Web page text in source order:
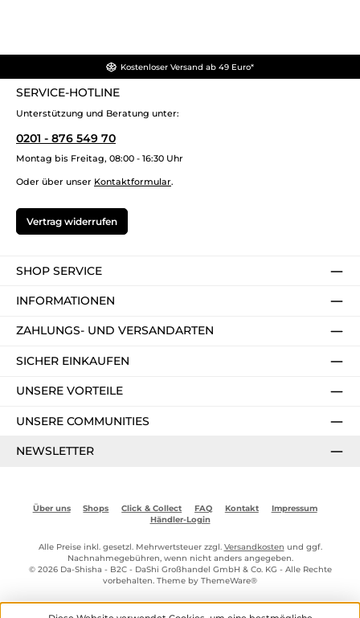
Kostenloser Versand ab 49 Euro*
SERVICE-HOTLINE
Unterstützung und Beratung unter:
0201 - 876 549 70
Montag bis Freitag, 08:00 - 16:30 Uhr
Oder über unser Kontaktformular.
Vertrag widerrufen
SHOP SERVICE
INFORMATIONEN
ZAHLUNGS- UND VERSANDARTEN
SICHER EINKAUFEN
UNSERE VORTEILE
UNSERE COMMUNITIES
NEWSLETTER
Über uns Shops Click & Collect FAQ Kontakt
Impressum
Händler-Login
Alle Preise inkl. gesetzl. Mehrwertsteuer zzgl. Versandkosten und ggf.
Nachnahmegebühren, wenn nicht anders angegeben.
© 2026 Da-Shisha - B2C - DaShi Großhandel GmbH & Co. KG - Alle Rechte
vorbehalten. Theme by ThemeWare®